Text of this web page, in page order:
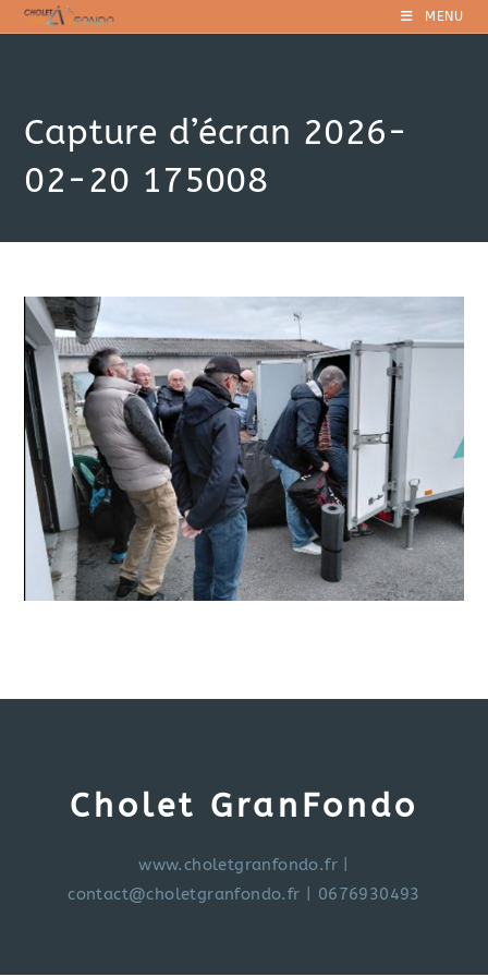
Skip
to
MENU
Capture d’écran 2026-
02-20 175008
Cholet GranFondo
www.choletgranfondo.fr
contact@choletgranfondo.fr | 0676930493